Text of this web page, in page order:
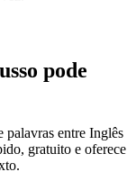
pode
entre Inglês
gratuito e oferece